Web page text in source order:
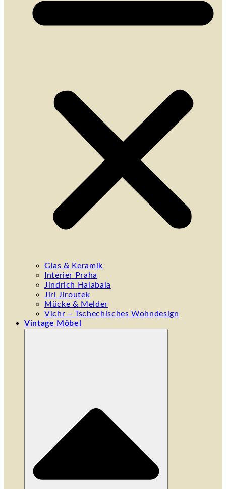
Glas & Keramik
Interier Praha
Jindrich Halabala
Jiri Jiroutek
Mücke & Melder
Vichr – Tschechisches Wohndesign
Vintage Möbel